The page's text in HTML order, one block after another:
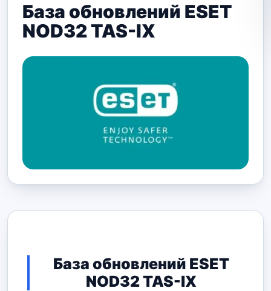
База обновлений ESET
NOD32 TAS-IX
База обновлений ESET
NOD32 TAS-IX